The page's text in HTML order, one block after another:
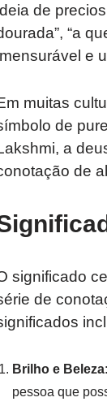
de
“a
e
muitas
de
a
de
significado
de
Brilho e Beleza
pessoa que